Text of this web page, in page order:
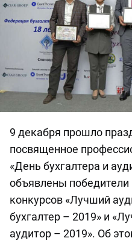
9 декабря прошло
посвященное
«День бухгалтера и
объявлены победители
конкурсов «Лучший
бухгалтер – 2019» и
аудитор – 2019». Об